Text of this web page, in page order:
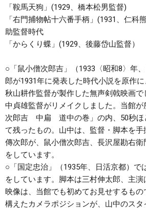
「鞍馬天狗」(1929、橋本松男監督)
「右門捕物帖十六番手柄」(1931、仁科
助監督時代
「からくり蝶」(1929、後藤岱山監督）
○ 「鼠小僧次郎吉」
（1933〈昭和8〉年
郎が1931年に発表した時代小説を原作に
秋山耕作監督が製作した無声剣戟映画
中貞雄監督がリメイクしました。当館
次郎吉 中扁 道中の巻」の内、50秒ほ
て残ったもの。山中は、監督・脚本を
傳次郎が、鼠小僧次郎吉、長沢屋勘右
をしています。
○ 「国定忠治」
（1935年、日活京都）
をしています。脚本は三村伸太郎、主演
映像は、当館でも初めてお見せするも
構えたカメラポジションが、山中のス